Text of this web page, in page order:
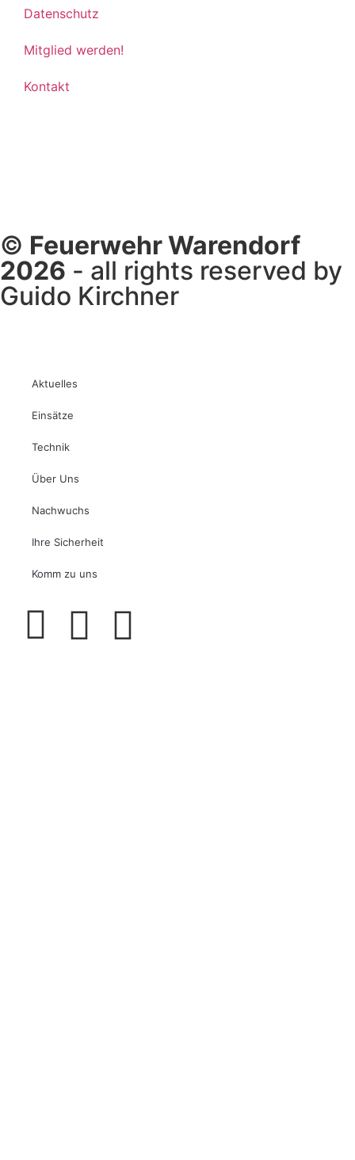
Datenschutz
Mitglied werden!
Kontakt
© Feuerwehr Warendorf
2026 - all rights reserved by
Guido Kirchner
Aktuelles
Einsätze
Technik
Über Uns
Nachwuchs
Ihre Sicherheit
Komm zu uns